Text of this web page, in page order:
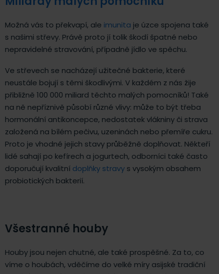
Možná vás to překvapí, ale imunita je úzce spojena také
s našimi střevy. Právě proto jí tolik škodí špatné nebo
nepravidelné stravování, případně jídlo ve spěchu.
Ve střevech se nacházejí užitečné bakterie, které
neustále bojují s těmi škodlivými. V každém z nás žije
přibližně 100 000 miliard těchto malých pomocníků! Také
na ně nepříznivě působí různé vlivy: může to být třeba
hormonální antikoncepce, nedostatek vlákniny či strava
založená na bílém pečivu, uzeninách nebo přemíře cukru.
Proto je vhodné jejich stavy průběžně doplňovat. Někteří
lidé sahají po kefírech a jogurtech, odborníci také často
doporučují kvalitní doplňky stravy s vysokým obsahem
probiotických bakterií.
Všestranné houby
Houby jsou nejen chutné, ale také prospěšné. Za to, co
víme o houbách, vděčíme do velké míry asijské tradiční